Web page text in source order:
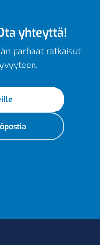
yhteyttä!
parhaat ratkaisut